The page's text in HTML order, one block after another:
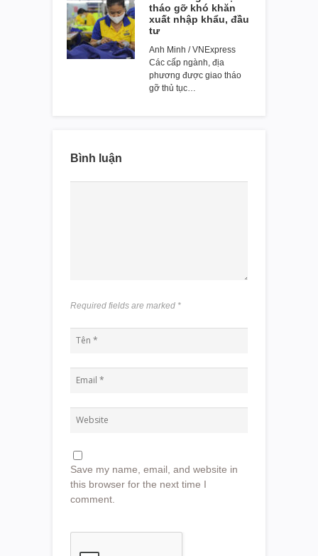
tháo gỡ khó khăn
xuất nhập khẩu, đầu
tư
Anh Minh / VNExpress
Các cấp ngành, địa
phương được giao tháo
gỡ thủ tục…
Bình luận
Required fields are marked *
Save my name, email, and website in
this browser for the next time I
comment.